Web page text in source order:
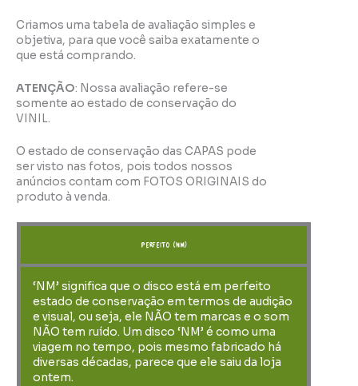
Criamos uma tabela de avaliação simples e
objetiva, para que você saiba exatamente o
que está comprando.
ATENÇÃO: Nossa avaliação refere-se
somente ao estado de conservação do
VINIL.
O estado de conservação das CAPAS pode
ser visto nas fotos, pois todos nossos
anúncios contam com FOTOS ORIGINAIS do
produto à venda.
perfeito (NM)
‘NM’ significa que o disco está em perfeito
estado de conservação em termos de audição
e visual, ou seja, ele NÃO tem marcas e o som
NÃO tem ruído. Um disco ‘NM’ é como uma
viagem no tempo, pois mesmo fabricado há
diversas décadas, parece que ele saiu da loja
ontem.